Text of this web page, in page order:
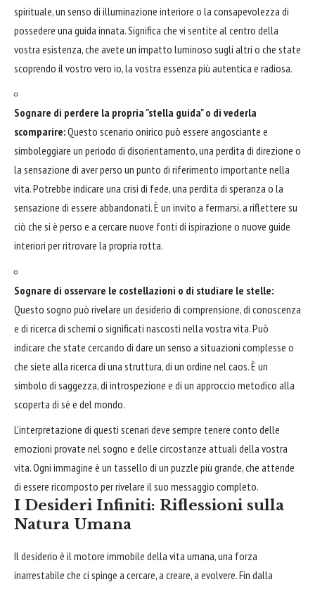
spirituale, un senso di illuminazione interiore o la consapevolezza di
possedere una guida innata. Significa che vi sentite al centro della
vostra esistenza, che avete un impatto luminoso sugli altri o che state
scoprendo il vostro vero io, la vostra essenza più autentica e radiosa.
Sognare di perdere la propria "stella guida" o di vederla
scomparire:Questo scenario onirico può essere angosciante e
simboleggiare un periodo di disorientamento, una perdita di direzione o
la sensazione di aver perso un punto di riferimento importante nella
vita. Potrebbe indicare una crisi di fede, una perdita di speranza o la
sensazione di essere abbandonati. È un invito a fermarsi, a riflettere su
ciò che si è perso e a cercare nuove fonti di ispirazione o nuove guide
interiori per ritrovare la propria rotta.
Sognare di osservare le costellazioni o di studiare le stelle:
Questo sogno può rivelare un desiderio di comprensione, di conoscenza
e di ricerca di schemi o significati nascosti nella vostra vita. Può
indicare che state cercando di dare un senso a situazioni complesse o
che siete alla ricerca di una struttura, di un ordine nel caos. È un
simbolo di saggezza, di introspezione e di un approccio metodico alla
scoperta di sé e del mondo.
L'interpretazione di questi scenari deve sempre tenere conto delle
emozioni provate nel sogno e delle circostanze attuali della vostra
vita. Ogni immagine è un tassello di un puzzle più grande, che attende
di essere ricomposto per rivelare il suo messaggio completo.
I Desideri Infiniti: Riflessioni sulla
Natura Umana
Il desiderio è il motore immobile della vita umana, una forza
inarrestabile che ci spinge a cercare, a creare, a evolvere. Fin dalla